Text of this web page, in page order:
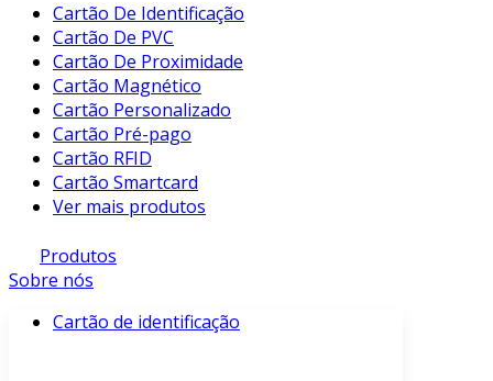
Cartão De Identificação
Cartão De PVC
Cartão De Proximidade
Cartão Magnético
Cartão Personalizado
Cartão Pré-pago
Cartão RFID
Cartão Smartcard
Ver mais produtos
Produtos
Sobre nós
Cartão de identificação